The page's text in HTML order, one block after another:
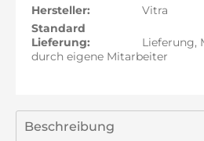
Hersteller:
Vitra
Standard
Lieferung:
Lieferung,
durch eigene Mitarbeiter
Beschreibung